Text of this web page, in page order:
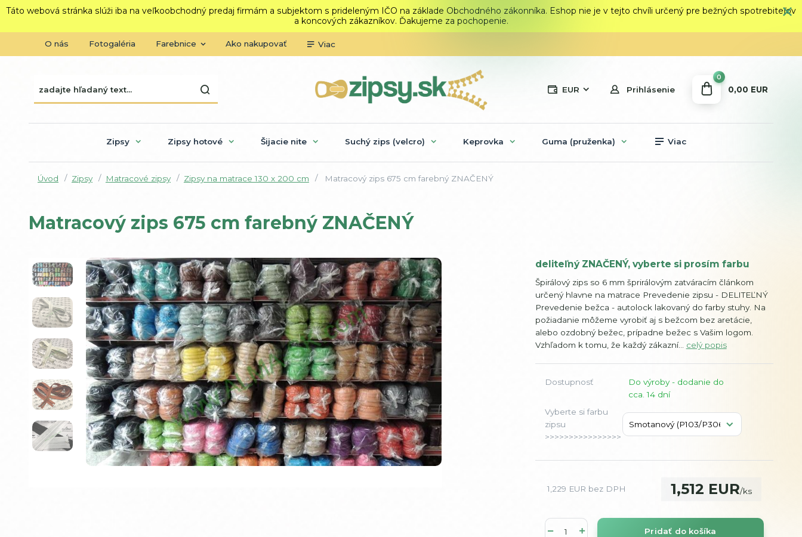
Táto webová stránka slúži iba na veľkoobchodný predaj firmám a subjektom s prideleným IČO na základe Obchodného zákonníka. Eshop nie je v tejto chvíli určený pre bežných spotrebiteľov
a koncových zákazníkov. Ďakujeme za pochopenie.
O nás Fotogaléria Farebnice Ako nakupovať Viac
EUR Prihlásenie
0
0,00 EUR
Zipsy Zipsy hotové Šijacie nite Suchý zips (velcro) Keprovka Guma (pruženka) Viac
Úvod Zipsy Matracové zipsy Zipsy na matrace 130 x 200 cm Matracový zips 675 cm farebný ZNAČENÝ
Matracový zips 675 cm farebný ZNAČENÝ
deliteľný ZNAČENÝ, vyberte si prosím farbu
Špirálový zips so 6 mm šprirálovým zatváracím článkom
určený hlavne na matrace Prevedenie zipsu - DELITEĽNÝ
Prevedenie bežca - autolock lakovaný do farby stuhy. Na
požiadanie môžeme vyrobiť aj s bežcom bez aretácie,
alebo ozdobný bežec, prípadne bežec s Vašim logom.
Vzhľadom k tomu, že každý zákazní... celý popis
Dostupnosť
Do výroby - dodanie do
cca. 14 dní
Vyberte si farbu
zipsu
>>>>>>>>>>>>>>>>
1,512 EUR/ks
1,229 EUR bez DPH
Pridať do košíka